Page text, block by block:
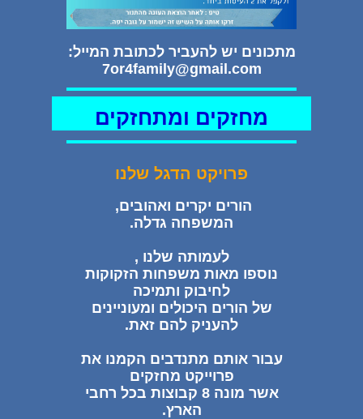
מתכונים יש להעביר לכתובת המייל:
7or4family@gmail.com
מחזקים ומתחזקים
פרויקט הדגל שלנו
הורים יקרים ואהובים,
המשפחה גדלה.
לעמותה שלנו ,
נוספו מאות משפחות הזקוקות
לחיבוק ותמיכה
של הורים היכולים ומעוניינים
להעניק להם זאת.
עבור אותם מתנדבים הקמנו את
פרוייקט מחזקים
אשר מונה 8 קבוצות בכל רחבי
הארץ.